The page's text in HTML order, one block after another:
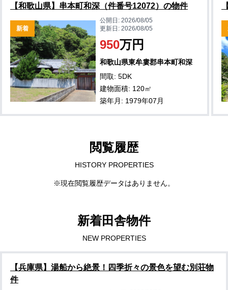
【和歌山県】串本町和深（件番号12072）の物件
新着
公開日:2026/08/05
更新日:2026/08/05
950万円
和歌山県東牟婁郡串本町和深
間取: 5DK
建物面積: 120㎡
築年月: 1979年07月
閲覧履歴
HISTORY PROPERTIES
※現在閲覧履歴データはありません。
新着田舎物件
NEW PROPERTIES
【兵庫県】湯船から絶景！四季折々の景色を望む別荘物
件